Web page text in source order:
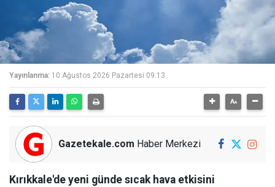
Yayınlanma: 10 Ağustos 2026 Pazartesi 09:13
Gazetekale.com Haber Merkezi
Kırıkkale'de yeni günde sıcak hava etkisini